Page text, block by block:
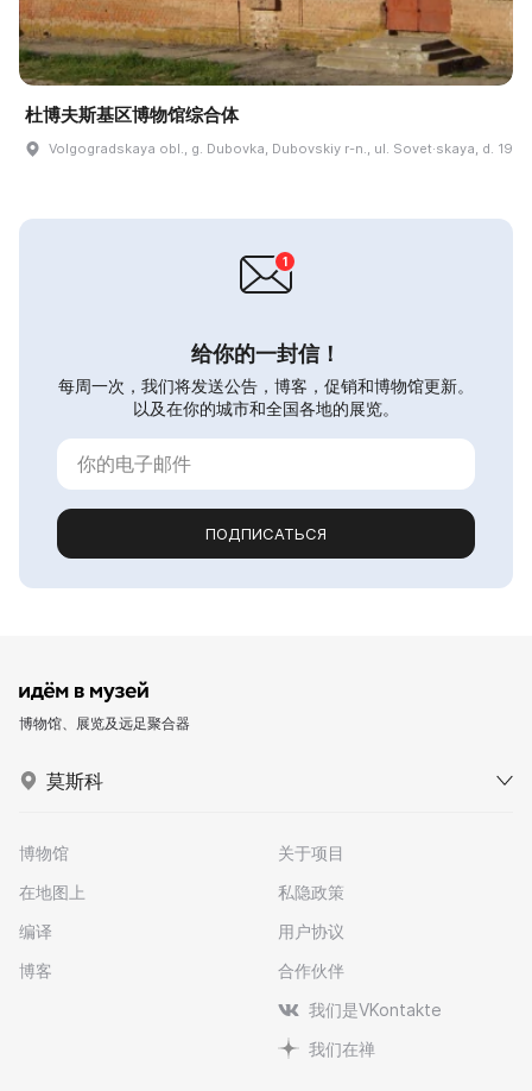
杜博夫斯基区博物馆综合体
Volgogradskaya obl., g. Dubovka, Dubovskiy r-n., ul. Sovet·skaya, d. 19
给你的一封信！
每周一次，我们将发送公告，博客，促销和博物馆更新。
以及在你的城市和全国各地的展览。
ПОДПИСАТЬСЯ
博物馆、展览及远足聚合器
莫斯科
博物馆
在地图上
编译
博客
关于项目
私隐政策
用户协议
合作伙伴
我们是VKontakte
我们在禅